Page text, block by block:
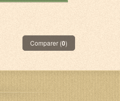
Comparer (0)